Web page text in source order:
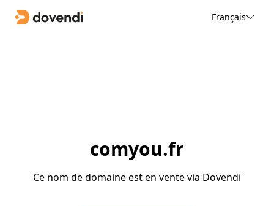
Français
comyou.fr
Ce nom de domaine est en vente via Dovendi